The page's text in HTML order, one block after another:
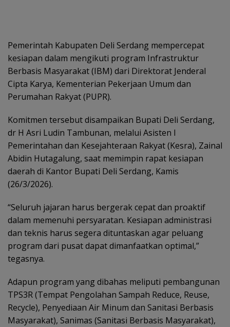
Pemerintah Kabupaten Deli Serdang mempercepat
kesiapan dalam mengikuti program Infrastruktur
Berbasis Masyarakat (IBM) dari Direktorat Jenderal
Cipta Karya, Kementerian Pekerjaan Umum dan
Perumahan Rakyat (PUPR).
Komitmen tersebut disampaikan Bupati Deli Serdang,
dr H Asri Ludin Tambunan, melalui Asisten I
Pemerintahan dan Kesejahteraan Rakyat (Kesra), Zainal
Abidin Hutagalung, saat memimpin rapat kesiapan
daerah di Kantor Bupati Deli Serdang, Kamis
(26/3/2026).
“Seluruh jajaran harus bergerak cepat dan proaktif
dalam memenuhi persyaratan. Kesiapan administrasi
dan teknis harus segera dituntaskan agar peluang
program dari pusat dapat dimanfaatkan optimal,”
tegasnya.
Adapun program yang dibahas meliputi pembangunan
TPS3R (Tempat Pengolahan Sampah Reduce, Reuse,
Recycle), Penyediaan Air Minum dan Sanitasi Berbasis
Masyarakat), Sanimas (Sanitasi Berbasis Masyarakat),